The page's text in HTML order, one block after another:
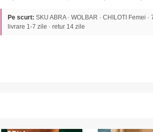
Pe scurt: SKU ABRA · WOLBAR · CHILOTI Femei ·
livrare 1-7 zile · retur 14 zile